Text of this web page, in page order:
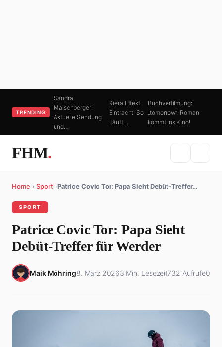
TRENDING
Sandra
Maischberger:
Aktuelle Sendung
und…
Riera Effekt
Eintracht: So
Läuft…
Buchverfilmung:
„tomorrow“-Roman
kommt Ins Kino!
FHM.
Home › Sport ›Patrice Covic Tor: Papa Sieht Debüt-Treffer…
SPORT
Patrice Covic Tor: Papa Sieht
Debüt-Treffer für Werder
Maik Möhring8. März 20263 Min. Lesezeit732 Aufrufe0